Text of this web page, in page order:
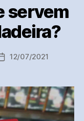
servem
Data12/07/2021